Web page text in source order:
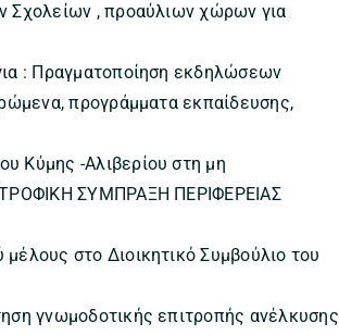
Σχολείων , προαύλιων χώρων για
: Πραγματοποίηση εκδηλώσεων
προγράμματα εκπαίδευσης,
Κύμης -Αλιβερίου στη μη
ΣΥΜΠΡΑΞΗ ΠΕΡΙΦΕΡΕΙΑΣ
στο Διοικητικό Συμβούλιο του
γνωμοδοτικής επιτροπής ανέλκυσης